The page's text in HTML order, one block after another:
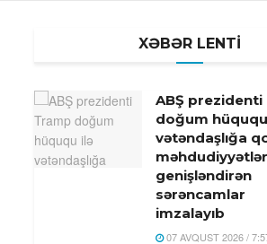
XƏBƏR LENTİ
ABŞ prezidenti
doğum
vətəndaşlığa
genişləndirən
sərəncamlar
imzalayıb
07 AVQUST 2026 /